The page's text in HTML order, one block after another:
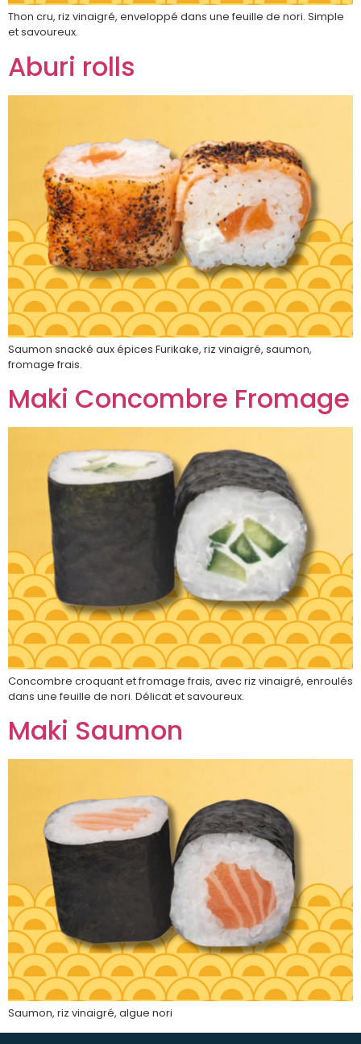
Thon cru, riz vinaigré, enveloppé dans une feuille de nori. Simple
et savoureux.
Aburi rolls
Saumon snacké aux épices Furikake, riz vinaigré, saumon,
fromage frais.
Maki Concombre Fromage
Concombre croquant et fromage frais, avec riz vinaigré, enroulés
dans une feuille de nori. Délicat et savoureux.
Maki Saumon
Saumon, riz vinaigré, algue nori